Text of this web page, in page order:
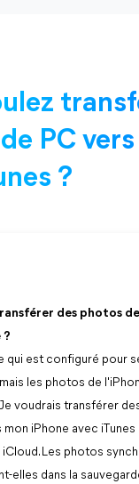
PC
?
des photos de
?
qui est configuré pour
mais les photos de
voudrais transférer
mon iPhone avec
Les photos
elles dans la